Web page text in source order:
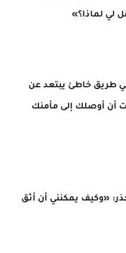
لي لماذا؟»
طريق خاطئ يبتعد عن
أن أوصلك إلى مأمنك
«وكيف يمكنني أن أثق